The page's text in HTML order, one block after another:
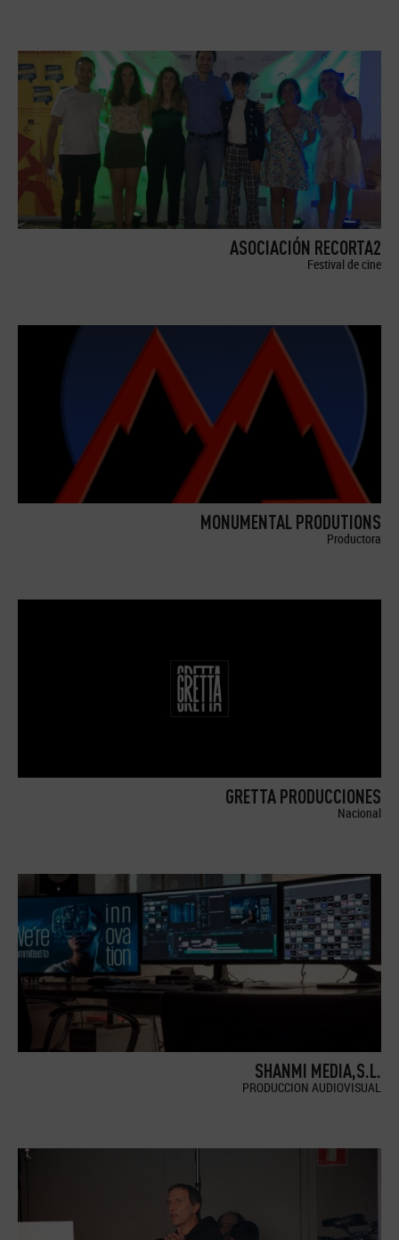
ASOCIACIÓN RECORTA2
Festival de cine
MONUMENTAL PRODUTIONS
Productora
GRETTA PRODUCCIONES
Nacional
SHANMI MEDIA,S.L.
PRODUCCION AUDIOVISUAL